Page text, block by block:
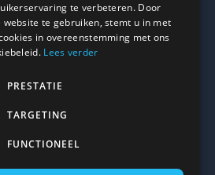
Aanbestedingsdocument (UEA)
opdrachten bij de overheid?
in cijfers
vacatures
een aanbesteding
te verbeteren. Door
website te gebruiken, stemt u in met
in overeenstemming met ons
Lees verder
PRESTATIE
TARGETING
FUNCTIONEEL